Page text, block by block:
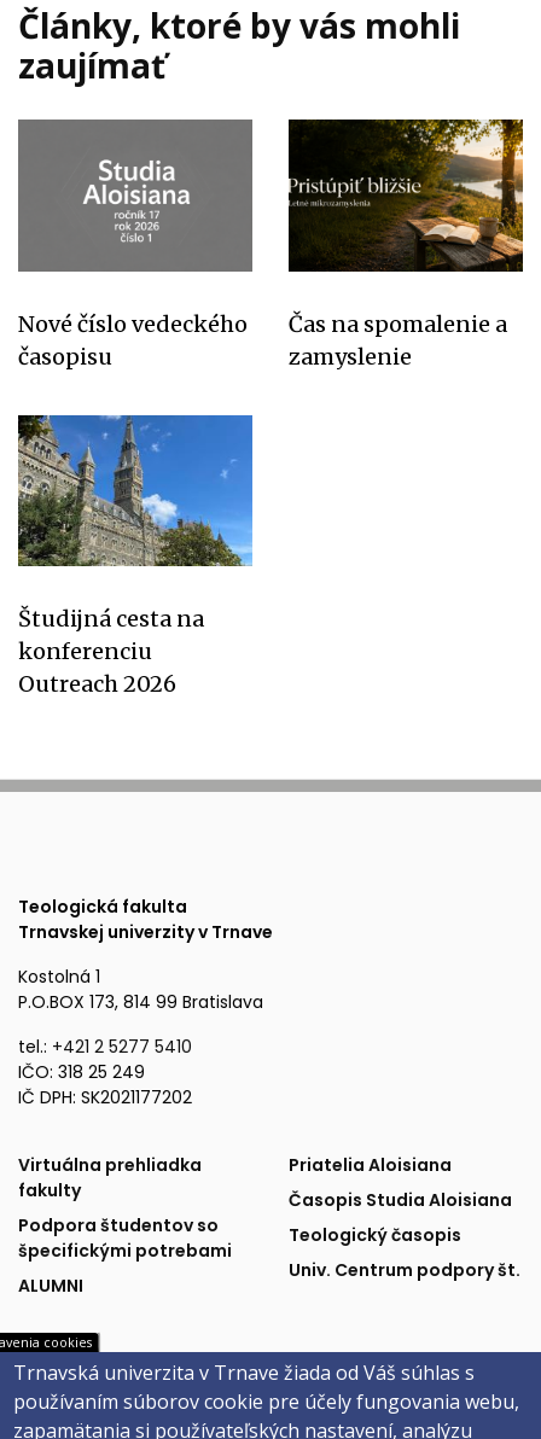
Články, ktoré by vás mohli
zaujímať
Nové číslo vedeckého
časopisu
Čas na spomalenie a
zamyslenie
Študijná cesta na
konferenciu
Outreach 2026
Teologická fakulta
Trnavskej univerzity v Trnave
Kostolná 1
P.O.BOX 173, 814 99 Bratislava
tel.: +421 2 5277 5410
IČO: 318 25 249
IČ DPH: SK2021177202
Fakulta
a
podpora
Virtuálna prehliadka
fakulty
Podpora študentov so
špecifickými potrebami
ALUMNI
Publikácie
a
partneri
Priatelia Aloisiana
Časopis Studia Aloisiana
Teologický časopis
Univ. Centrum podpory št.
Univerzitné
MAIS
Webmail na Office 365
Sociálne
Facebook
Instagram
cookies
Trnavská univerzita v Trnave žiada od Váš súhlas s
používaním súborov cookie pre účely fungovania webu,
zapamätania si používateľských nastavení, analýzu